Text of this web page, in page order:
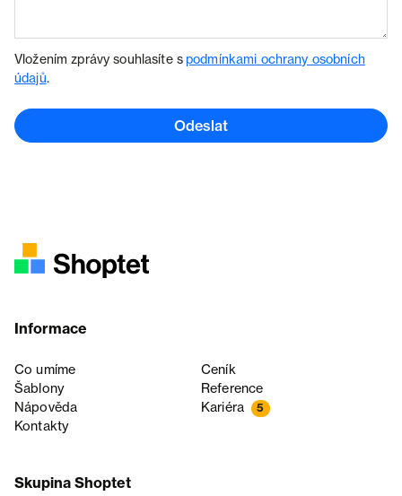
Vložením zprávy souhlasíte spodmínkami ochrany osobních
údajů.
Odeslat
Informace
Co umíme
Ceník
Šablony
Reference
Nápověda
Kariéra 5
Kontakty
Skupina Shoptet